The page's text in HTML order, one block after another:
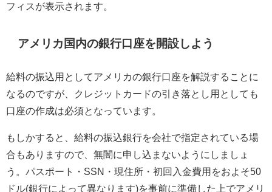
フィスが表示されます。
アメリカ国内の銀行口座を開設しよう
給料の振込用としてアメリカの銀行口座を解説することに
なるのですが、クレジットカードの引き落とし用としても
口座の作成は必須となっています。
もしかすると、給料の振込銀行を会社で指定されている場
合もありますので、無闇に申し込まないようにしましょ
う。パスポート・SSN・現住所・初回入金費用をおよそ50
ドル(銀行によって異なります)を事前に準備した上でアメリ